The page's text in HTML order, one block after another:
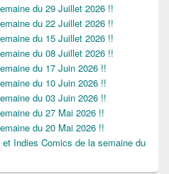
du 29 Juillet 2026 !!
du 22 Juillet 2026 !!
du 15 Juillet 2026 !!
du 08 Juillet 2026 !!
du 17 Juin 2026 !!
du 10 Juin 2026 !!
du 03 Juin 2026 !!
du 27 Mai 2026 !!
du 20 Mai 2026 !!
Indies Comics de la semaine du